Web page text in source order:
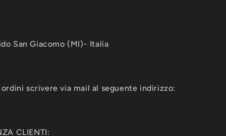
San Giacomo (MI)- Italia
scrivere via mail al seguente indirizzo:
CLIENTI: